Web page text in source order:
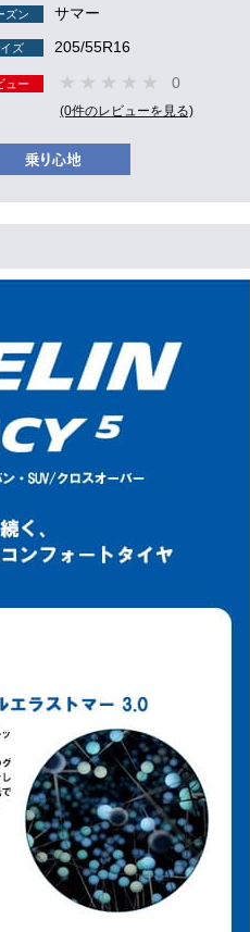
ズン サマー
ズ 205/55R16
ュー 0
(0件のレビューを見る)